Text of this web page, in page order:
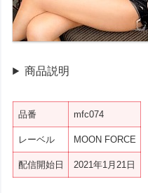
商品説明
品番 mfc074
レーベル MOON FORCE
配信開始日 2021年1月21日